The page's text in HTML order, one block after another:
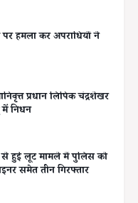
हमला कर अपराधियों ने
प्रधान लिपिक चंद्रशेखर
निधन
से हुई लूट मामले में पुलिस को
समेत तीन गिरफ्तार